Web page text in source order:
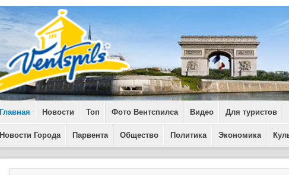
Главная Новости Топ Фото Вентспилса Видео Для туристов
Новости Города Парвента Общество Политика Экономика